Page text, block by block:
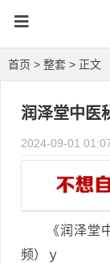
首页 > 整套 > 正文
润泽堂中医
2024-09-01
《润泽堂
频）ｙ